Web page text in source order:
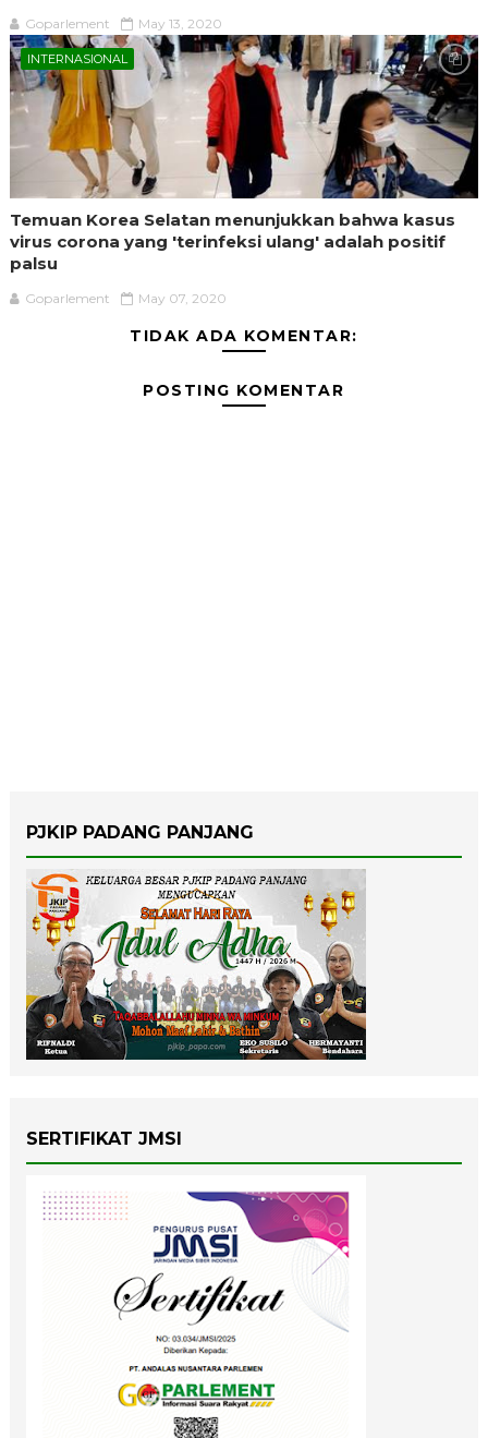
Goparlement May 13, 2020
INTERNASIONAL
Temuan Korea Selatan menunjukkan bahwa kasus
virus corona yang 'terinfeksi ulang' adalah positif
palsu
Goparlement May 07, 2020
TIDAK ADA KOMENTAR:
POSTING KOMENTAR
PJKIP PADANG PANJANG
SERTIFIKAT JMSI